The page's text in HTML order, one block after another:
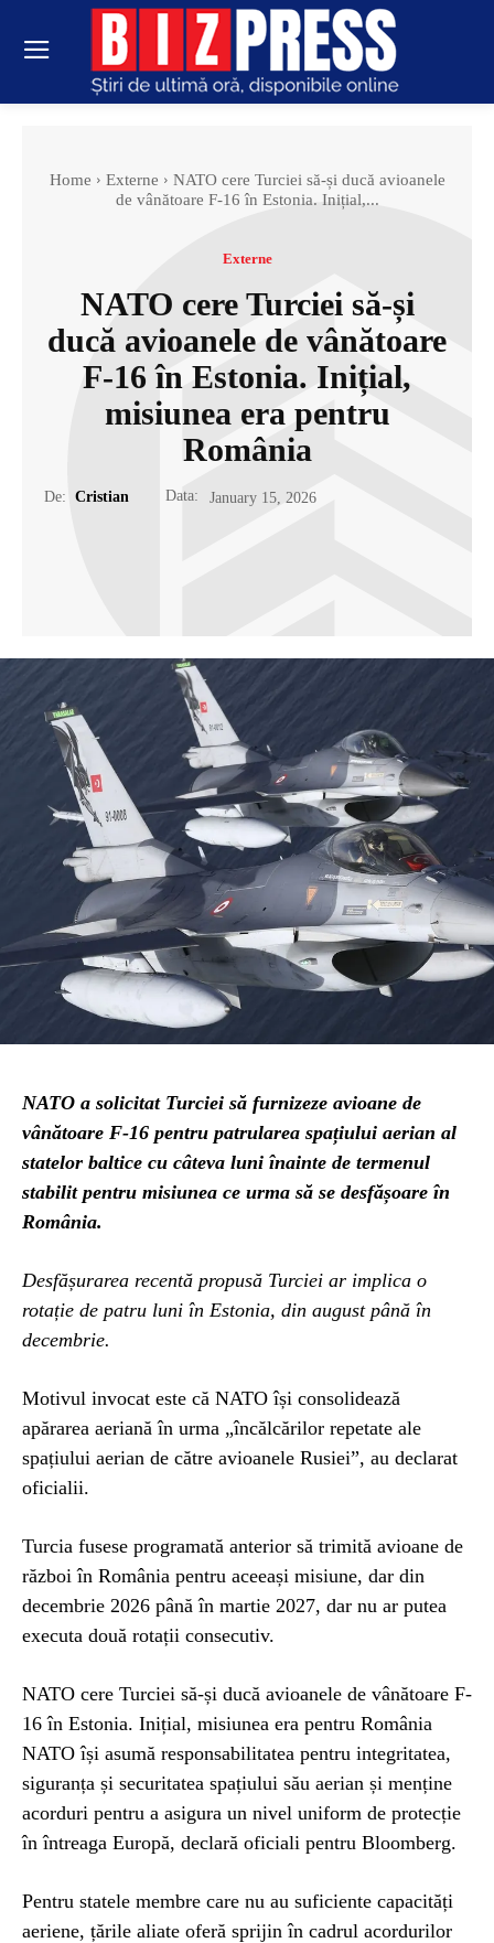
Home Externe
NATO cere Turciei să-și ducă avioanele
de vânătoare F-16 în Estonia. Inițial,...
Externe
NATO cere Turciei să-și
ducă avioanele de vânătoare
F-16 în Estonia. Inițial,
misiunea era pentru
România
De: Cristian Data: January 15, 2026
NATO a solicitat Turciei să furnizeze avioane de
vânătoare F-16 pentru patrularea spațiului aerian al
statelor baltice cu câteva luni înainte de termenul
stabilit pentru misiunea ce urma să se desfășoare în
România.
Desfășurarea recentă propusă Turciei ar implica o
rotație de patru luni în Estonia, din august până în
decembrie.
Motivul invocat este că NATO își consolidează
apărarea aeriană în urma „încălcărilor repetate ale
spațiului aerian de către avioanele Rusiei”, au declarat
oficialii.
Turcia fusese programată anterior să trimită avioane de
război în România pentru aceeași misiune, dar din
decembrie 2026 până în martie 2027, dar nu ar putea
executa două rotații consecutiv.
NATO cere Turciei să-și ducă avioanele de vânătoare F-
16 în Estonia. Inițial, misiunea era pentru România
NATO își asumă responsabilitatea pentru integritatea,
siguranța și securitatea spațiului său aerian și menține
acorduri pentru a asigura un nivel uniform de protecție
în întreaga Europă, declară oficiali pentru Bloomberg.
Pentru statele membre care nu au suficiente capacități
aeriene, țările aliate oferă sprijin în cadrul acordurilor